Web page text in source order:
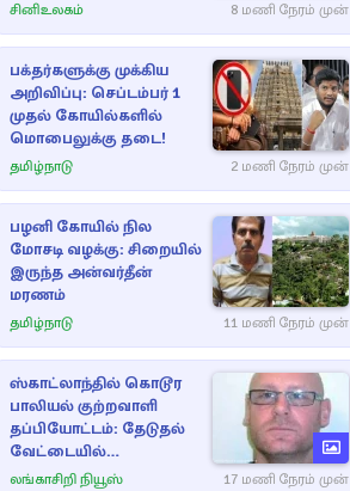
சினிஉலகம் 8 மணி நேரம் முன்
பக்தர்களுக்கு முக்கிய
அறிவிப்பு: செப்டம்பர் 1
முதல் கோயில்களில்
மொபைலுக்கு தடை!
தமிழ்நாடு 2 மணி நேரம் முன்
பழனி கோயில் நில
மோசடி வழக்கு: சிறையில்
இருந்த அன்வர்தீன்
மரணம்
தமிழ்நாடு 11 மணி நேரம் முன்
ஸ்காட்லாந்தில் கொடூர
பாலியல் குற்றவாளி
தப்பியோட்டம்: தேடுதல்
வேட்டையில்
காவல்துறையினர்
லங்காசிறி நியூஸ் 17 மணி நேரம் முன்